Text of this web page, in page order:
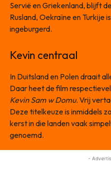
Servië en Griekenland, blijft
Rusland, Oekraïne en Turkije
ingeburgerd.
Kevin centraal
In Duitsland en Polen draait
Daar heet de film
Kevin Sam w Domu. Vrij
Deze titelkeuze is inmiddels
kerst in die landen vaak
genoemd.
-